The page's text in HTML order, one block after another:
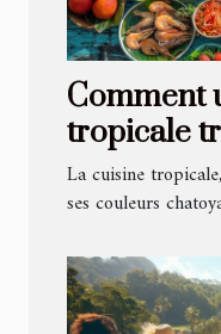
Comment
tropicale
côte
La cuisine
ses couleurs